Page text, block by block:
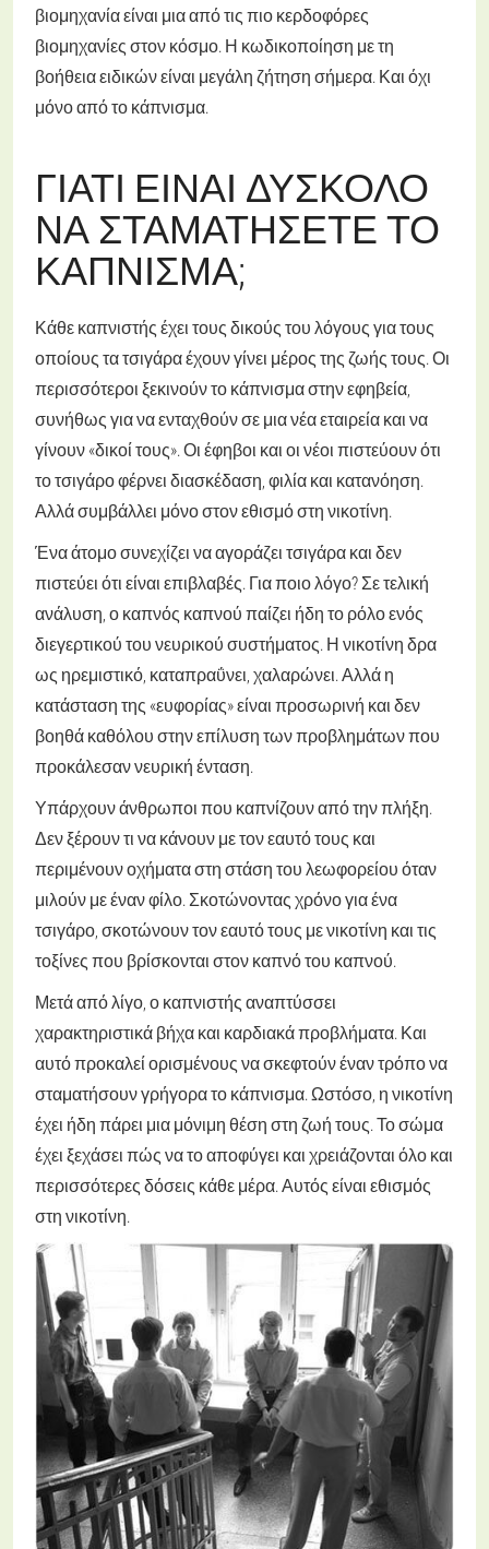
βιομηχανία είναι μια από τις πιο κερδοφόρες
βιομηχανίες στον κόσμο. Η κωδικοποίηση με τη
βοήθεια ειδικών είναι μεγάλη ζήτηση σήμερα. Και όχι
μόνο από το κάπνισμα.
ΓΙΑΤΊ ΕΊΝΑΙ ΔΎΣΚΟΛΟ
ΝΑ ΣΤΑΜΑΤΉΣΕΤΕ ΤΟ
ΚΆΠΝΙΣΜΑ;
Κάθε καπνιστής έχει τους δικούς του λόγους για τους
οποίους τα τσιγάρα έχουν γίνει μέρος της ζωής τους. Οι
περισσότεροι ξεκινούν το κάπνισμα στην εφηβεία,
συνήθως για να ενταχθούν σε μια νέα εταιρεία και να
γίνουν «δικοί τους». Οι έφηβοι και οι νέοι πιστεύουν ότι
το τσιγάρο φέρνει διασκέδαση, φιλία και κατανόηση.
Αλλά συμβάλλει μόνο στον εθισμό στη νικοτίνη.
Ένα άτομο συνεχίζει να αγοράζει τσιγάρα και δεν
πιστεύει ότι είναι επιβλαβές. Για ποιο λόγο? Σε τελική
ανάλυση, ο καπνός καπνού παίζει ήδη το ρόλο ενός
διεγερτικού του νευρικού συστήματος. Η νικοτίνη δρα
ως ηρεμιστικό, καταπραΰνει, χαλαρώνει. Αλλά η
κατάσταση της «ευφορίας» είναι προσωρινή και δεν
βοηθά καθόλου στην επίλυση των προβλημάτων που
προκάλεσαν νευρική ένταση.
Υπάρχουν άνθρωποι που καπνίζουν από την πλήξη.
Δεν ξέρουν τι να κάνουν με τον εαυτό τους και
περιμένουν οχήματα στη στάση του λεωφορείου όταν
μιλούν με έναν φίλο. Σκοτώνοντας χρόνο για ένα
τσιγάρο, σκοτώνουν τον εαυτό τους με νικοτίνη και τις
τοξίνες που βρίσκονται στον καπνό του καπνού.
Μετά από λίγο, ο καπνιστής αναπτύσσει
χαρακτηριστικά βήχα και καρδιακά προβλήματα. Και
αυτό προκαλεί ορισμένους να σκεφτούν έναν τρόπο να
σταματήσουν γρήγορα το κάπνισμα. Ωστόσο, η νικοτίνη
έχει ήδη πάρει μια μόνιμη θέση στη ζωή τους. Το σώμα
έχει ξεχάσει πώς να το αποφύγει και χρειάζονται όλο και
περισσότερες δόσεις κάθε μέρα. Αυτός είναι εθισμός
στη νικοτίνη.